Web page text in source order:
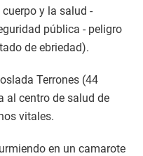
y la salud -
pública - peligro
de ebriedad).
Terrones (44
al centro de salud de
vitales.
en un camarote